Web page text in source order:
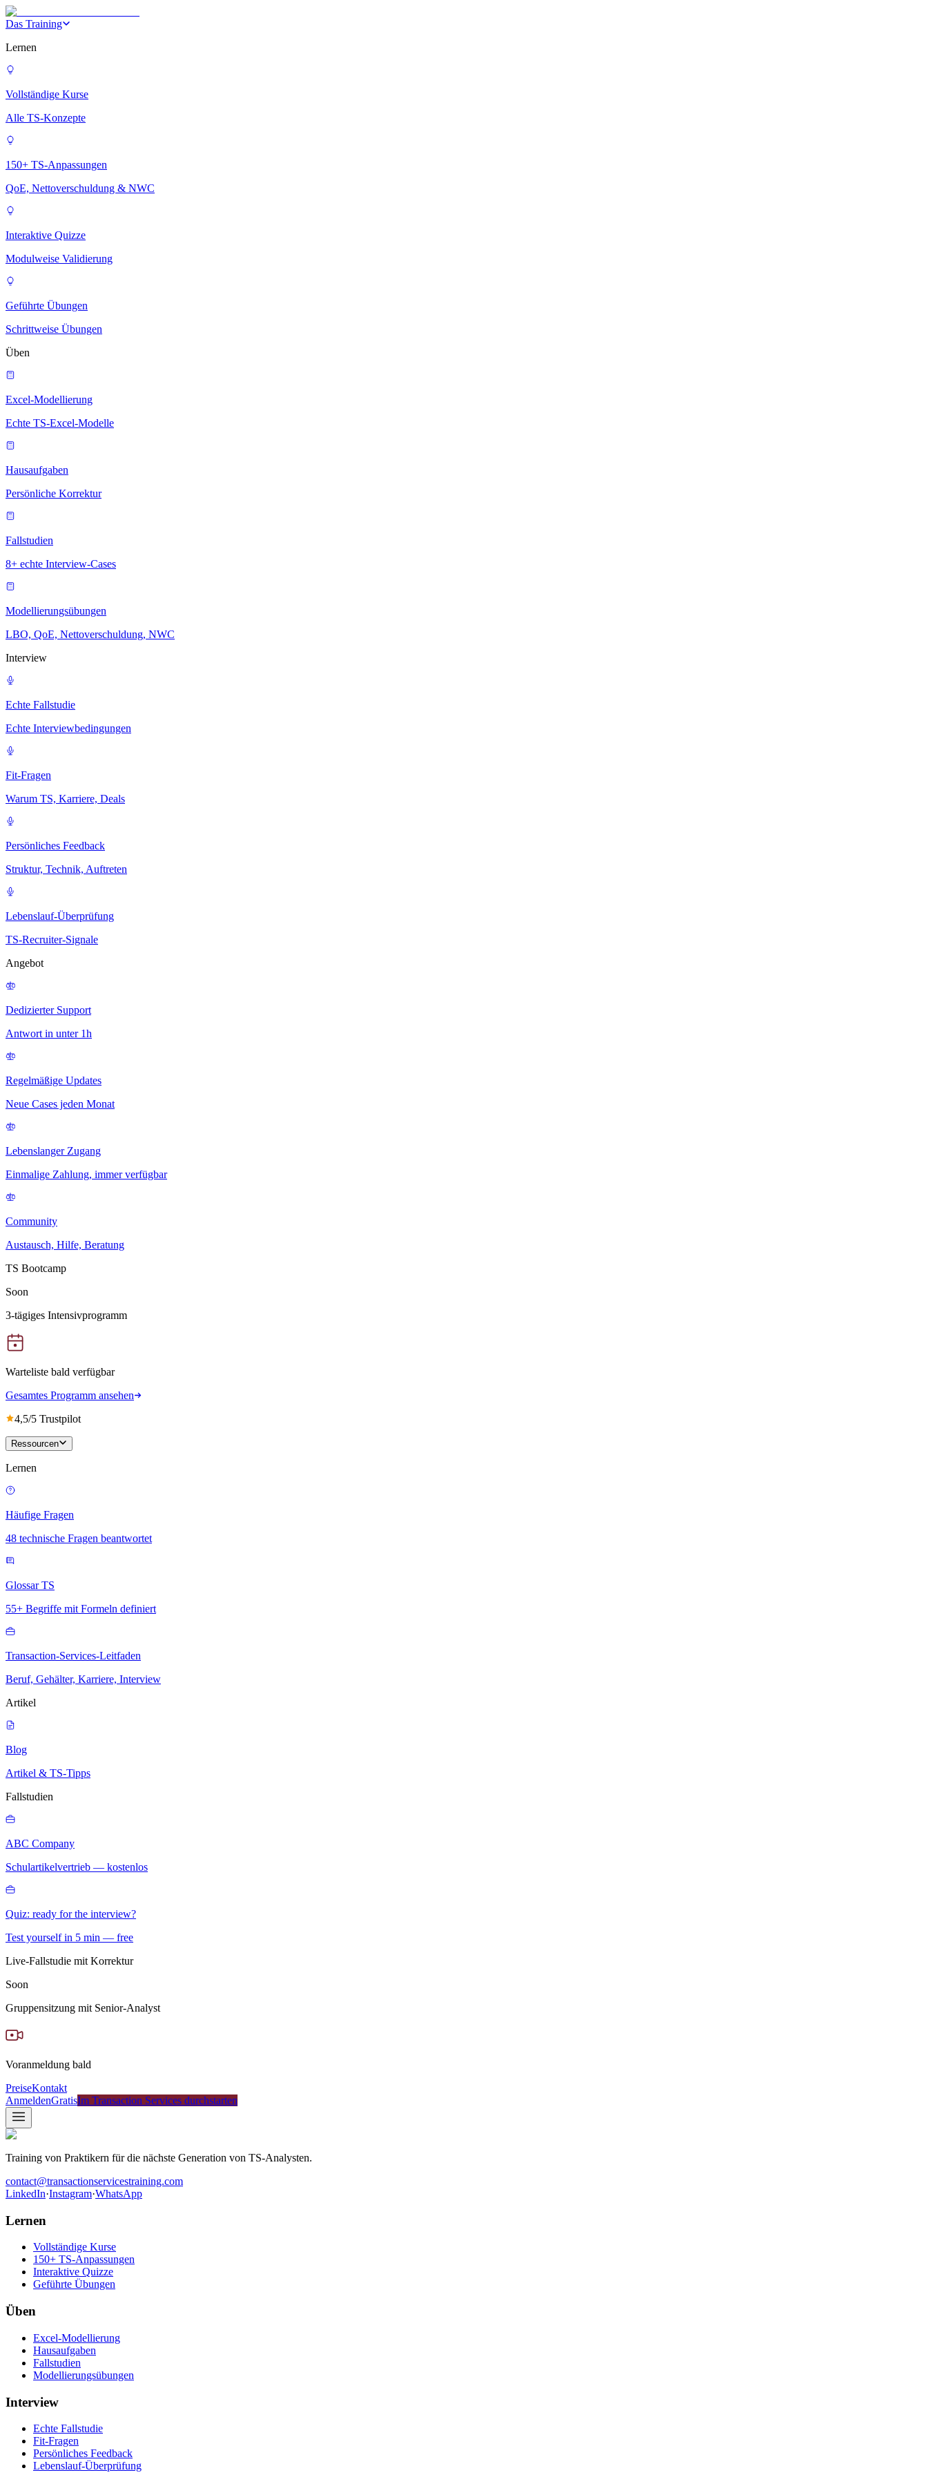
Das Training
Lernen
Vollständige Kurse
Alle TS-Konzepte
150+ TS-Anpassungen
QoE, Nettoverschuldung & NWC
Interaktive Quizze
Modulweise Validierung
Geführte Übungen
Schrittweise Übungen
Üben
Excel-Modellierung
Echte TS-Excel-Modelle
Hausaufgaben
Persönliche Korrektur
Fallstudien
8+ echte Interview-Cases
Modellierungsübungen
LBO, QoE, Nettoverschuldung, NWC
Interview
Echte Fallstudie
Echte Interviewbedingungen
Fit-Fragen
Warum TS, Karriere, Deals
Persönliches Feedback
Struktur, Technik, Auftreten
Lebenslauf-Überprüfung
TS-Recruiter-Signale
Angebot
Dedizierter Support
Antwort in unter 1h
Regelmäßige Updates
Neue Cases jeden Monat
Lebenslanger Zugang
Einmalige Zahlung, immer verfügbar
Community
Austausch, Hilfe, Beratung
TS Bootcamp
Soon
3-tägiges Intensivprogramm
Warteliste bald verfügbar
Gesamtes Programm ansehen
4,5/5 Trustpilot
Ressourcen
Lernen
Häufige Fragen
48 technische Fragen beantwortet
Glossar TS
55+ Begriffe mit Formeln definiert
Transaction-Services-Leitfaden
Beruf, Gehälter, Karriere, Interview
Artikel
Blog
Artikel & TS-Tipps
Fallstudien
ABC Company
Schulartikelvertrieb — kostenlos
Quiz: ready for the interview?
Test yourself in 5 min — free
Live-Fallstudie mit Korrektur
Soon
Gruppensitzung mit Senior-Analyst
Voranmeldung bald
PreiseKontakt
AnmeldenGratisIm Transaction Services durchstarten
Training von Praktikern für die nächste Generation von TS-Analysten.
contact@transactionservicestraining.com
LinkedIn·Instagram·WhatsApp
Lernen
Vollständige Kurse
150+ TS-Anpassungen
Interaktive Quizze
Geführte Übungen
Üben
Excel-Modellierung
Hausaufgaben
Fallstudien
Modellierungsübungen
Interview
Echte Fallstudie
Fit-Fragen
Persönliches Feedback
Lebenslauf-Überprüfung